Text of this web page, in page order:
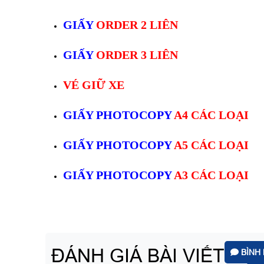
GIẤY ORDER 2 LIÊN
GIẤYORDER 3 LIÊN
VÉ GIỮ XE
GIẤY PHOTOCOPYA4 CÁC LOẠI
GIẤY PHOTOCOPYA5 CÁC LOẠI
GIẤY PHOTOCOPYA3 CÁC LOẠI
ĐÁNH GIÁ BÀI VIẾT BÌNH